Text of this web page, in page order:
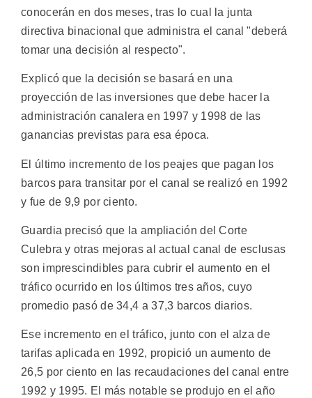
conocerán en dos meses, tras lo cual la junta
directiva binacional que administra el canal "deberá
tomar una decisión al respecto".
Explicó que la decisión se basará en una
proyección de las inversiones que debe hacer la
administración canalera en 1997 y 1998 de las
ganancias previstas para esa época.
El último incremento de los peajes que pagan los
barcos para transitar por el canal se realizó en 1992
y fue de 9,9 por ciento.
Guardia precisó que la ampliación del Corte
Culebra y otras mejoras al actual canal de esclusas
son imprescindibles para cubrir el aumento en el
tráfico ocurrido en los últimos tres años, cuyo
promedio pasó de 34,4 a 37,3 barcos diarios.
Ese incremento en el tráfico, junto con el alza de
tarifas aplicada en 1992, propició un aumento de
26,5 por ciento en las recaudaciones del canal entre
1992 y 1995. El más notable se produjo en el año